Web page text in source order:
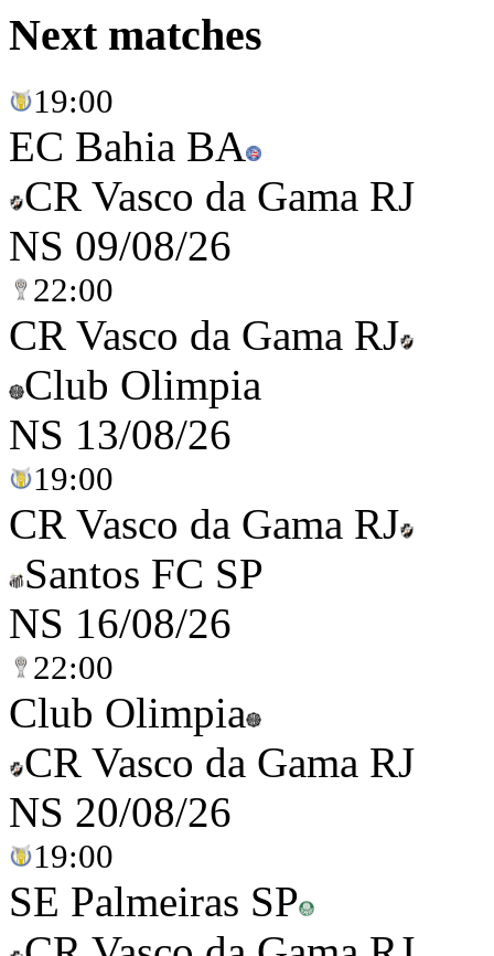
Next matches
19:00
EC Bahia BA
CR Vasco da Gama RJ
NS 09/08/26
22:00
CR Vasco da Gama RJ
Club Olimpia
NS 13/08/26
19:00
CR Vasco da Gama RJ
Santos FC SP
NS 16/08/26
22:00
Club Olimpia
CR Vasco da Gama RJ
NS 20/08/26
19:00
SE Palmeiras SP